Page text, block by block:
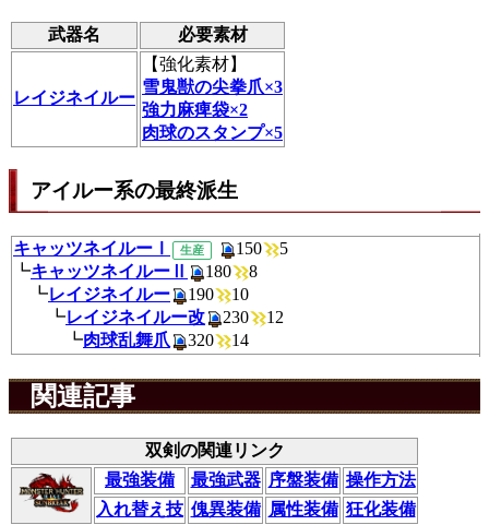
武器名 必要素材
レイジネイルー
【強化素材】
雪鬼獣の尖拳爪×3
強力麻痺袋×2
肉球のスタンプ×5
アイルー系の最終派生
キャッツネイルーⅠ 生産 150
┗キャッツネイルーⅡ 180
8
┗レイジネイルー 190
10
┗レイジネイルー改 230
12
┗肉球乱舞爪 320 14
関連記事
双剣の関連リンク
最強装備
最強武器 序盤装備 操作方法
入れ替え技 傀異装備 属性装備 狂化装備